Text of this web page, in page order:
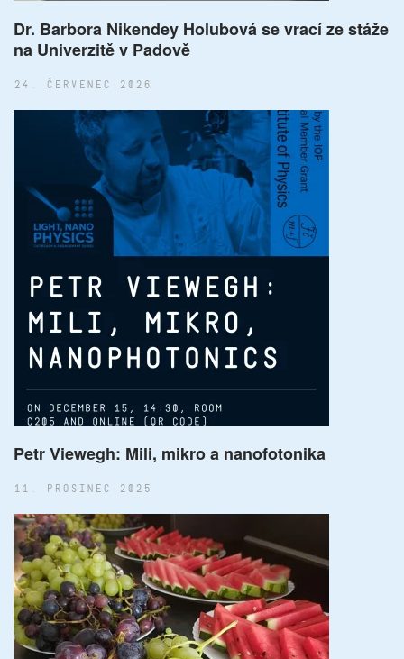
Dr. Barbora Nikendey Holubová se vrací ze stáže
na Univerzitě v Padově
24. ČERVENEC 2026
Petr Viewegh: Mili, mikro a nanofotonika
11. PROSINEC 2025